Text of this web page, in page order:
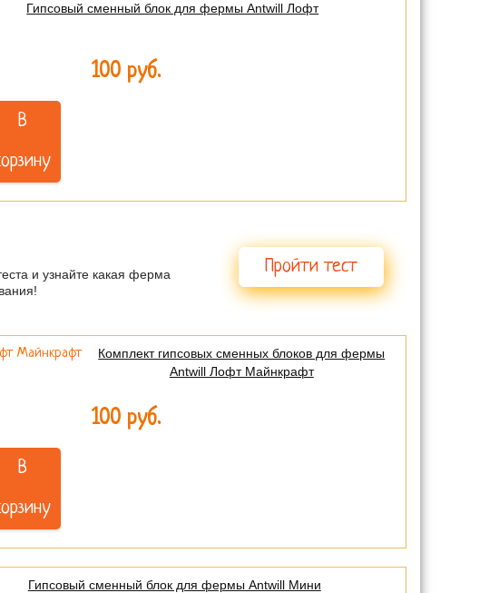
Гипсовый сменный блок для фермы Antwill Лофт
100 руб.
В
и узнайте какая ферма
Пройти тест
Комплект гипсовых сменных блоков для фермы
Antwill Лофт Майнкрафт
100 руб.
В
Гипсовый сменный блок для фермы Antwill Мини